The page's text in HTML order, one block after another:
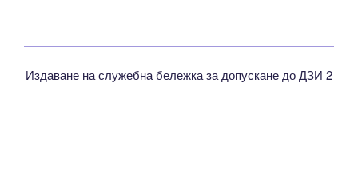
Издаване на служебна бележка за допускане до ДЗИ 2